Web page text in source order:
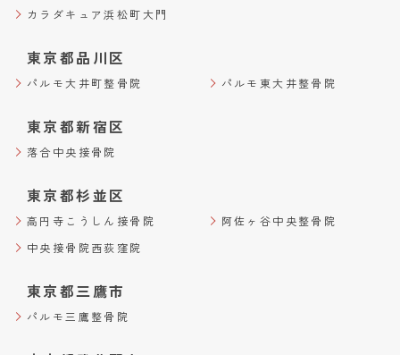
カラダキュア浜松町大門
東京都品川区
パルモ大井町整骨院 パルモ東大井整骨院
東京都新宿区
落合中央接骨院
東京都杉並区
高円寺こうしん接骨院
阿佐ヶ谷中央整骨院
中央接骨院西荻窪院
東京都三鷹市
パルモ三鷹整骨院